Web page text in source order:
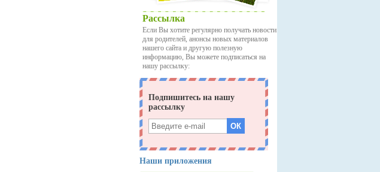
Рассылка
Если Вы хотите регулярно получать новости
для родителей, анонсы новых материалов
нашего сайта и другую полезную
информацию, Вы можете подписаться на
нашу рассылку:
Наши приложения